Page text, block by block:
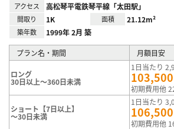
アクセス 高松琴平電鉄琴平線「太田駅」
間取り 1K 面積 21.12m²
築年数 1999年 2月 築
プラン名・期間 月額目安
ロング
30日以上～360日未満
1日当たり
103,500
初期費用他
ショート【7日以上】
～30日未満
1日当たり
106,500
初期費用他